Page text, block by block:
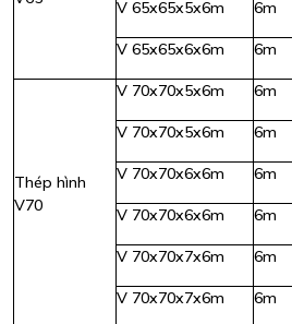
V 65x65x5x6m 6m
V 65x65x6x6m 6m
Thép hình
V70
V 70x70x5x6m 6m
V 70x70x5x6m 6m
V 70x70x6x6m 6m
V 70x70x6x6m 6m
V 70x70x7x6m 6m
V 70x70x7x6m 6m